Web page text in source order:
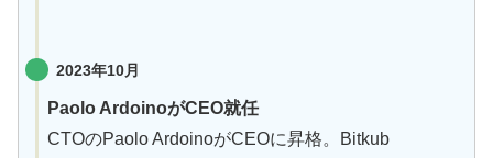
2023年10月
Paolo ArdoinoがCEO就任
CTOのPaolo ArdoinoがCEOに昇格。Bitkub